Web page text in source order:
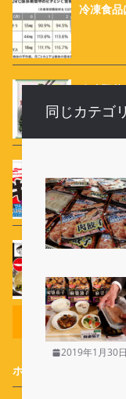
冷凍食品
冷凍野
の世界」
→「牛カ
き」
ついに
リンク
ホーム
同じカテゴ
2019年1月30日